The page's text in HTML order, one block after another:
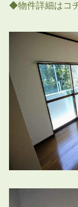
◆物件詳細はコ